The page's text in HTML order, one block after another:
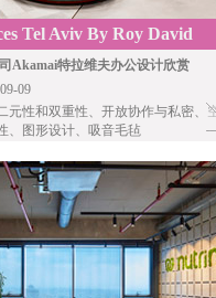
Tel Aviv By Roy David
Akamai特拉维夫办公设计欣赏
09
元性和双重性、开放协作与私密、
、图形设计、吸音毛毡